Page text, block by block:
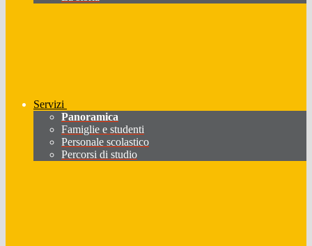
Servizi
Panoramica
Famiglie e studenti
Personale scolastico
Percorsi di studio